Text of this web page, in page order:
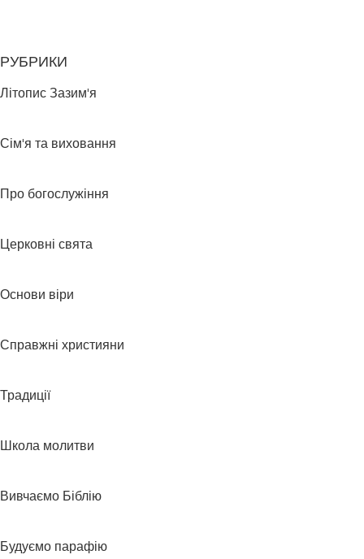
РУБРИКИ
Літопис Зазим'я
Сім'я та виховання
Про богослужіння
Церковні свята
Основи віри
Справжні християни
Традиції
Школа молитви
Вивчаємо Біблію
Будуємо парафію